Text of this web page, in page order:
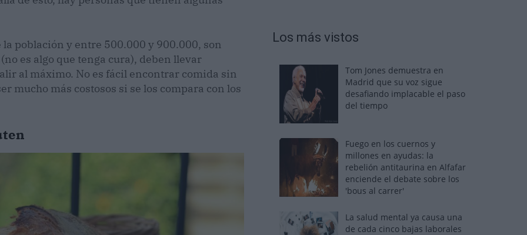
la población y entre 500.000 y 900.000, son
es algo que tenga cura), deben llevar
al máximo. No es fácil encontrar comida sin
mucho más costosos si se los compara con los
Los más vistos
Tom Jones demuestra en
Madrid que su voz sigue
desafiando implacable el paso
del tiempo
Fuego en los cuernos y
millones en ayudas: la
rebelión antitaurina en Alfafar
enciende el debate sobre los
'bous al carrer'
La salud mental ya causa una
de cada cinco bajas laborales